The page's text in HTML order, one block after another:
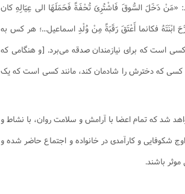
«مَنْ دَخَلَ السُّوقَ فَاشْتُرِیَ تُحْفَةً فَحَمَلَهَا الی عِیَالِهِ کان
ابْنَتَهُ فکانما أَعْتَقَ رَقَبَةً مِنْ وُلْدِ اسماعیل...؛ هر کس به
کسی است که برای نیازمندان صدقه می‏‌برد. [و هنگامی که
کسی که دخترش را شادمان کند، مانند کسی است که یک
شد که تمام اعضا با آرامش و سلامت روان، با نشاط و
شکوفایی و کارآمدی در خانواده و اجتماع حاضر شده و
باشند.